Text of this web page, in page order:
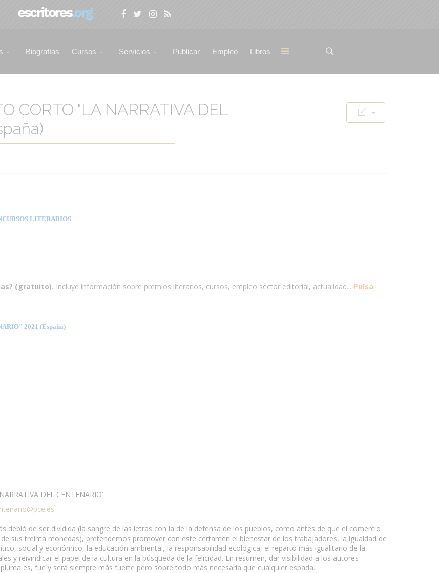
Biografías Cursos Servicios Publicar Empleo Libros
CORTO "LA NARRATIVA DEL
LITERARIOS
(gratuito). Incluye información sobre premios literarios, cursos, empleo sector editorial, actualidad... Pulsa
2021 (España)
DEL CENTENARIO’
debió de ser dividida (la sangre de las letras con la de la defensa de los pueblos, como antes de que el comercio
sus treinta monedas), pretendemos promover con este certamen el bienestar de los trabajadores, la igualdad de
social y económico, la educación ambiental, la responsabilidad ecológica, el reparto más igualitario de la
y reivindicar el papel de la cultura en la búsqueda de la felicidad. En resumen, dar visibilidad a los autores
es, fue y será siempre más fuerte pero sobre todo más necesaria que cualquier espada.